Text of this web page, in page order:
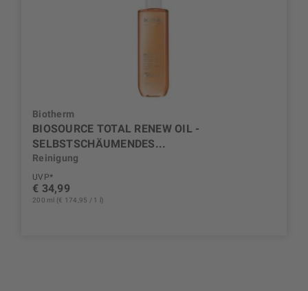
Biotherm
BIOSOURCE TOTAL RENEW OIL -
SELBSTSCHÄUMENDES...
Reinigung
UVP*
€ 34,99
200 ml (€ 174,95 / 1 l)